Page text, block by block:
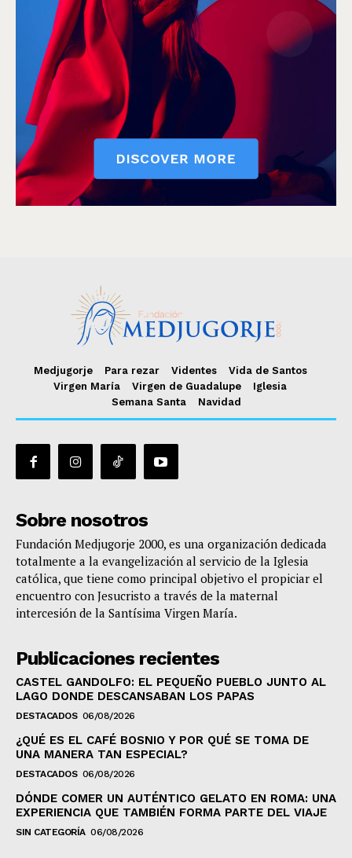
Medjugorje Para rezar Videntes
Vida de Santos
Virgen María
Virgen de Guadalupe
Iglesia
Semana Santa
Navidad
Sobre nosotros
Fundación Medjugorje 2000, es una organización dedicada
totalmente a la evangelización al servicio de la Iglesia
católica, que tiene como principal objetivo el propiciar el
encuentro con Jesucristo a través de la maternal
intercesión de la Santísima Virgen María.
Publicaciones recientes
CASTEL GANDOLFO: EL PEQUEÑO PUEBLO JUNTO AL
LAGO DONDE DESCANSABAN LOS PAPAS
DESTACADOS 06/08/2026
¿QUÉ ES EL CAFÉ BOSNIO Y POR QUÉ SE TOMA DE
UNA MANERA TAN ESPECIAL?
DESTACADOS 06/08/2026
DÓNDE COMER UN AUTÉNTICO GELATO EN ROMA: UNA
EXPERIENCIA QUE TAMBIÉN FORMA PARTE DEL VIAJE
SIN CATEGORÍA 06/08/2026